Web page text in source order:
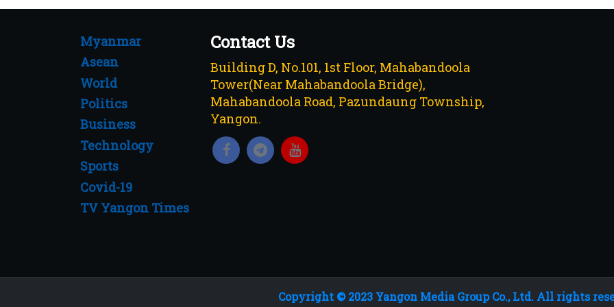
Myanmar
Asean
World
Politics
Business
Technology
Sports
Covid-19
TV Yangon Times
Contact Us
Building D, No.101, 1st Floor, Mahabandoola
Tower(Near Mahabandoola Bridge),
Mahabandoola Road, Pazundaung Township,
Yangon.
Copyright © 2023 Yangon Media Group Co., Ltd. All rights